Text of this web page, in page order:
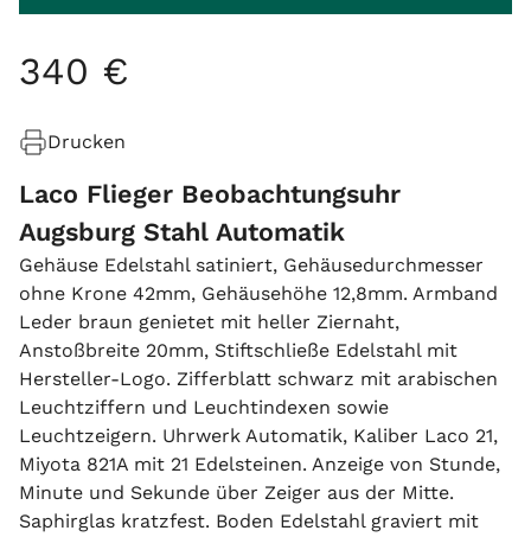
340 €
Drucken
Laco Flieger Beobachtungsuhr
Augsburg Stahl Automatik
Gehäuse Edelstahl satiniert, Gehäusedurchmesser
ohne Krone 42mm, Gehäusehöhe 12,8mm. Armband
Leder braun genietet mit heller Ziernaht,
Anstoßbreite 20mm, Stiftschließe Edelstahl mit
Hersteller-Logo. Zifferblatt schwarz mit arabischen
Leuchtziffern und Leuchtindexen sowie
Leuchtzeigern. Uhrwerk Automatik, Kaliber Laco 21,
Miyota 821A mit 21 Edelsteinen. Anzeige von Stunde,
Minute und Sekunde über Zeiger aus der Mitte.
Saphirglas kratzfest. Boden Edelstahl graviert mit